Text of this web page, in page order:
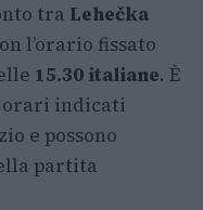
tra Lehečka
l’orario fissato
15.30 italiane. È
indicati
e possono
partita